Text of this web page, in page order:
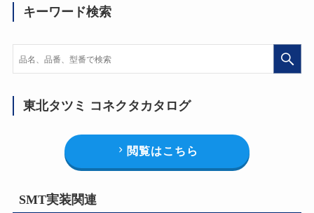
キーワード検索
東北タツミ コネクタカタログ
閲覧はこちら
SMT実装関連